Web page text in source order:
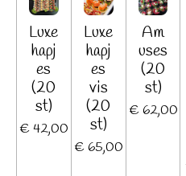
Luxe
hapj
es
(20
st)
€ 42,00
Luxe
hapj
es
vis
(20
st)
€ 65,00
Am
uses
(20
st)
€ 62,00